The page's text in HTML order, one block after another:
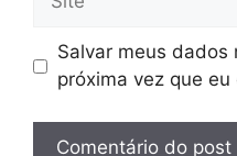
Salvar meus dados
próxima vez que eu